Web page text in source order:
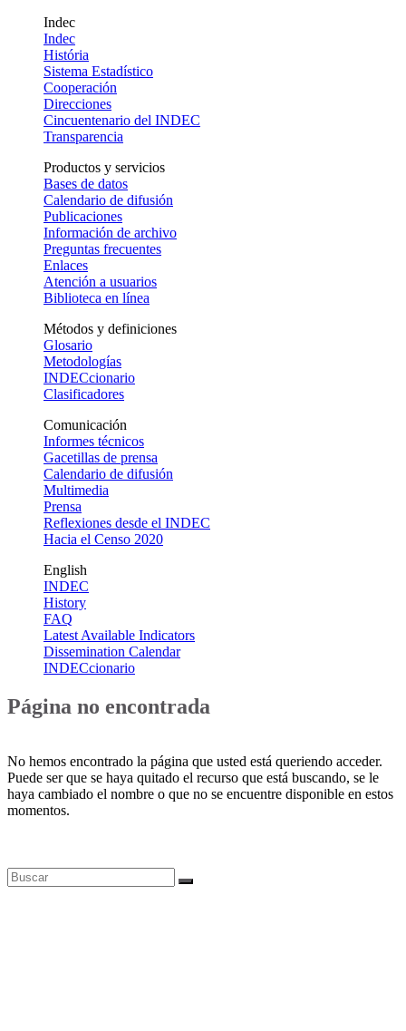
Indec
Indec
História
Sistema Estadístico
Cooperación
Direcciones
Cincuentenario del INDEC
Transparencia
Productos y servicios
Bases de datos
Calendario de difusión
Publicaciones
Información de archivo
Preguntas frecuentes
Enlaces
Atención a usuarios
Biblioteca en línea
Métodos y definiciones
Glosario
Metodologías
INDECcionario
Clasificadores
Comunicación
Informes técnicos
Gacetillas de prensa
Calendario de difusión
Multimedia
Prensa
Reflexiones desde el INDEC
Hacia el Censo 2020
English
INDEC
History
FAQ
Latest Available Indicators
Dissemination Calendar
INDECcionario
Página no encontrada
No hemos encontrado la página que usted está queriendo acceder.
Puede ser que se haya quitado el recurso que está buscando, se le
haya cambiado el nombre o que no se encuentre disponible en estos
momentos.